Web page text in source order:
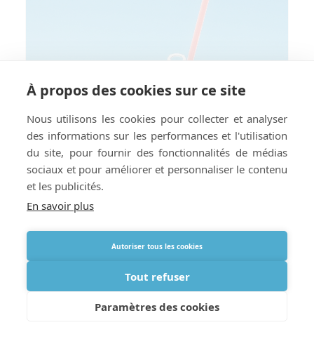
Rester au frais : Conseils de voyage
estivaux pour les utilisateurs
À propos des cookies sur ce site
Nous utilisons les cookies pour collecter et analyser
des informations sur les performances et l'utilisation
du site, pour fournir des fonctionnalités de médias
sociaux et pour améliorer et personnaliser le contenu
et les publicités.
En savoir plus
Autoriser tous les cookies
Tout refuser
Paramètres des cookies